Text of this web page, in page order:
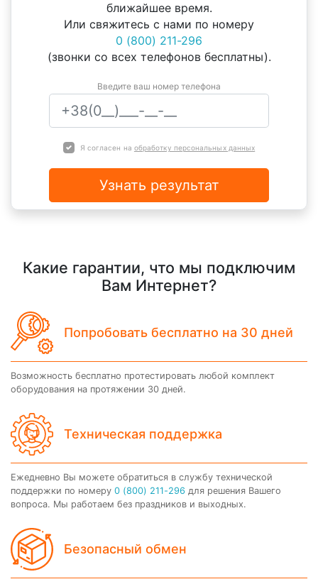
ближайшее время.
Или свяжитесь с нами по номеру
0 (800) 211-296
(звонки со всех телефонов бесплатны).
Введите ваш номер телефона
Я согласен на обработку персональных данных
Узнать результат
Какие гарантии, что мы подключим
Вам Интернет?
Попробовать бесплатно на 30 дней
Возможность бесплатно протестировать любой комплект
оборудования на протяжении 30 дней.
Техническая поддержка
Ежедневно Вы можете обратиться в службу технической
поддержки по номеру 0 (800) 211-296 для решения Вашего
вопроса. Мы работаем без праздников и выходных.
Безопасный обмен